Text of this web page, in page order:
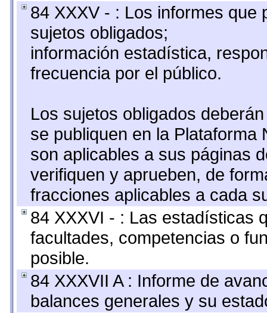
84 XXXV - : Los informes que
sujetos obligados;
información estadística,
frecuencia por el público.
Los sujetos obligados
se publiquen en la
son aplicables a sus páginas
verifiquen y aprueben, de
fracciones aplicables a cada
84 XXXVI - : Las estadísticas
facultades, competencias o
posible.
84 XXXVII A : Informe de
balances generales y su